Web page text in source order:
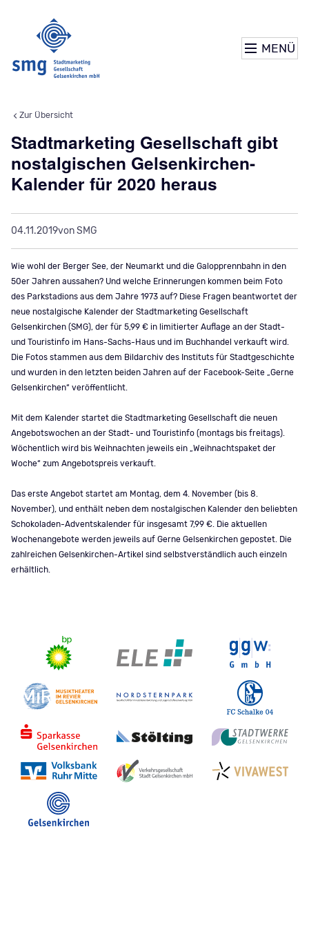
MENÜ
Stadtmarketing Gesellschaft gibt
nostalgischen Gelsenkirchen-
Kalender für 2020 heraus
04.11.2019von SMG
Wie wohl der Berger See, der Neumarkt und die Galopprennbahn in den
50er Jahren aussahen? Und welche Erinnerungen kommen beim Foto
des Parkstadions aus dem Jahre 1973 auf? Diese Fragen beantwortet der
neue nostalgische Kalender der Stadtmarketing Gesellschaft
Gelsenkirchen (SMG), der für 5,99 € in limitierter Auflage an der Stadt-
und Touristinfo im Hans-Sachs-Haus und im Buchhandel verkauft wird.
Die Fotos stammen aus dem Bildarchiv des Instituts für Stadtgeschichte
und wurden in den letzten beiden Jahren auf der Facebook-Seite „Gerne
Gelsenkirchen“ veröffentlicht.
Mit dem Kalender startet die Stadtmarketing Gesellschaft die neuen
Angebotswochen an der Stadt- und Touristinfo (montags bis freitags).
Wöchentlich wird bis Weihnachten jeweils ein „Weihnachtspaket der
Woche“ zum Angebotspreis verkauft.
Das erste Angebot startet am Montag, dem 4. November (bis 8.
November), und enthält neben dem nostalgischen Kalender den beliebten
Schokoladen-Adventskalender für insgesamt 7,99 €. Die aktuellen
Wochenangebote werden jeweils auf Gerne Gelsenkirchen gepostet. Die
zahlreichen Gelsenkirchen-Artikel sind selbstverständlich auch einzeln
erhältlich.
Zur Übersicht